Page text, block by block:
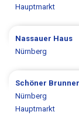
Hauptmarkt
Nassauer Haus
Nürnberg
Schöner
Nürnberg
Hauptmarkt